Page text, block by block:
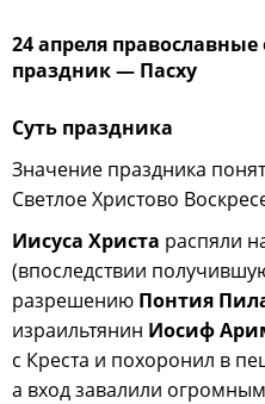
24 апреля
праздник — Пасху
Суть праздника
Значение праздника
Светлое Христово
Иисуса Христа распяли
(впоследствии
разрешению Понтия
израильтянин Иосиф
с Креста и похоронил в
а вход завалили